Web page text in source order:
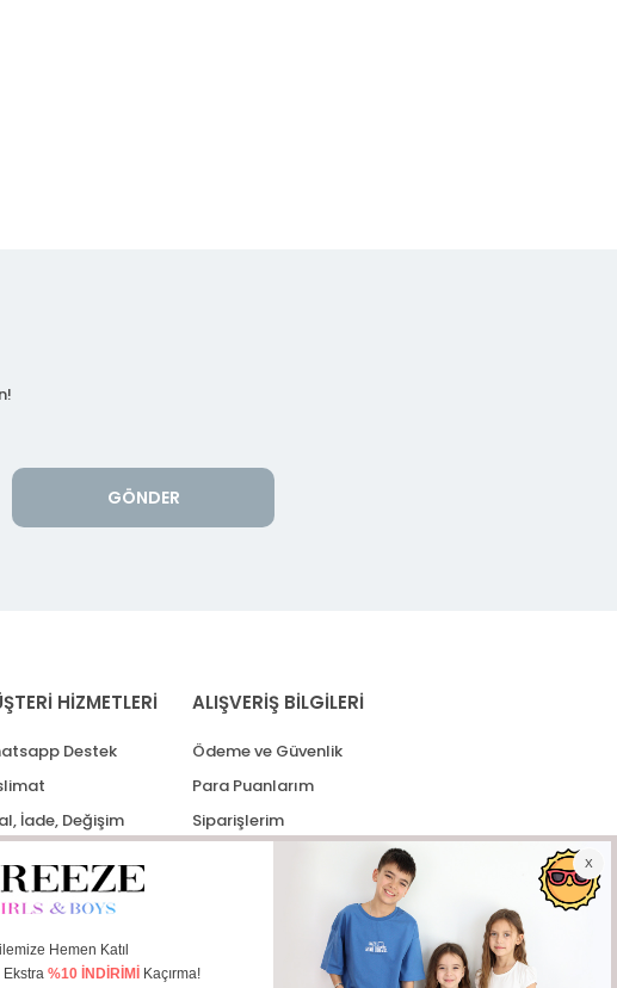
GÖNDER
HİZMETLERİ
Destek
İade, Değişim
ALIŞVERİŞ BİLGİLERİ
Ödeme ve Güvenlik
Para Puanlarım
Siparişlerim